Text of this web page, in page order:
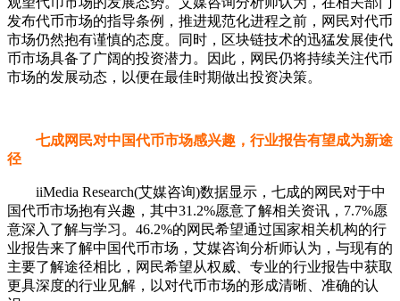
发布代币市场的指导条例，推进规范化进程之前，网民对代币
市场仍然抱有谨慎的态度。同时，区块链技术的迅猛发展使代
币市场具备了广阔的投资潜力。因此，网民仍将持续关注代币
市场的发展动态，以便在最佳时期做出投资决策。
七成网民对中国代币市场感兴趣，行业报告有望成为新途
径
iiMedia Research(艾媒咨询)数据显示，七成的网民对于中
国代币市场抱有兴趣，其中31.2%愿意了解相关资讯，7.7%愿
意深入了解与学习。46.2%的网民希望通过国家相关机构的行
业报告来了解中国代币市场，艾媒咨询分析师认为，与现有的
主要了解途径相比，网民希望从权威、专业的行业报告中获取
更具深度的行业见解，以对代币市场的形成清晰、准确的认